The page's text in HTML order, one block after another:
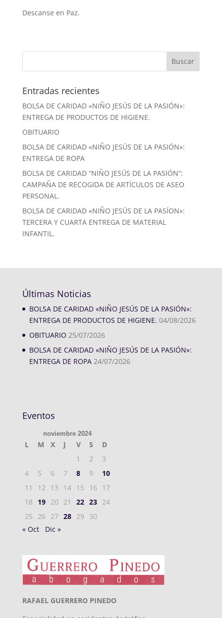
Descanse en Paz.
Entradas recientes
BOLSA DE CARIDAD «NIÑO JESÚS DE LA PASIÓN»:
ENTREGA DE PRODUCTOS DE HIGIENE.
OBITUARIO
BOLSA DE CARIDAD «NIÑO JESÚS DE LA PASIÓN»:
ENTREGA DE ROPA
BOLSA DE CARIDAD “NIÑO JESÚS DE LA PASIÓN”:
CAMPAÑA DE RECOGIDA DE ARTÍCULOS DE ASEO
PERSONAL.
BOLSA DE CARIDAD «NIÑO JESÚS DE LA PASÍON»:
TERCERA Y CUARTA ENTREGA DE MATERIAL
INFANTIL.
Últimas Noticias
BOLSA DE CARIDAD «NIÑO JESÚS DE LA PASIÓN»:
ENTREGA DE PRODUCTOS DE HIGIENE. 04/08/2026
OBITUARIO 25/07/2026
BOLSA DE CARIDAD «NIÑO JESÚS DE LA PASIÓN»:
ENTREGA DE ROPA 24/07/2026
Eventos
noviembre 2024
L M X J V S
D
1
2
3
4
5 6 7 8 9
10
11
12 13 14 15 16
17
18
19 20 21 22 23 24
25
26 27 28 29
30
« Oct
Dic »
RAFAEL GUERRERO PINEDO